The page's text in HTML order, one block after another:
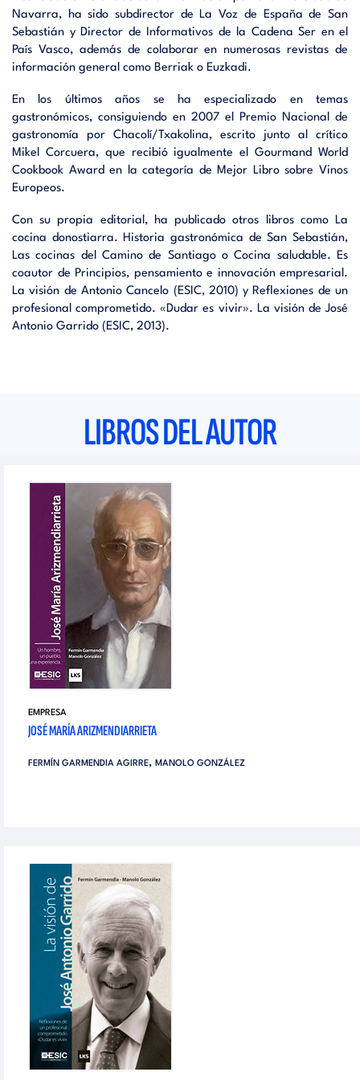
Navarra, ha sido subdirector de La Voz de España de San
Sebastián y Director de Informativos de la Cadena Ser en el
País Vasco, además de colaborar en numerosas revistas de
información general como Berriak o Euzkadi.
En los últimos años se ha especializado en temas
gastronómicos, consiguiendo en 2007 el Premio Nacional de
gastronomía por Chacolí/Txakolina, escrito junto al crítico
Mikel Corcuera, que recibió igualmente el Gourmand World
Cookbook Award en la categoría de Mejor Libro sobre Vinos
Europeos.
Con su propia editorial, ha publicado otros libros como La
cocina donostiarra. Historia gastronómica de San Sebastián,
Las cocinas del Camino de Santiago o Cocina saludable. Es
coautor de Principios, pensamiento e innovación empresarial.
La visión de Antonio Cancelo (ESIC, 2010) y Reflexiones de un
profesional comprometido. «Dudar es vivir». La visión de José
Antonio Garrido (ESIC, 2013).
LIBROS DEL AUTOR
EMPRESA
JOSÉ MARÍA ARIZMENDIARRIETA
FERMÍN GARMENDIA AGIRRE, MANOLO GONZÁLEZ